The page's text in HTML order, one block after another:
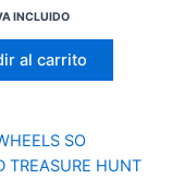
INCLUIDO
al carrito